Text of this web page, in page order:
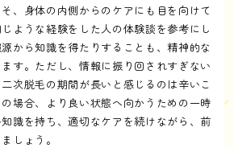
、身体の内側からのケアにも目を向けて
ような経験をした人の体験談を参考にし
から知識を得たりすることも、精神的な
す。ただし、情報に振り回されすぎない
次脱毛の期間が長いと感じるのは辛いこ
場合、より良い状態へ向かうための一時
識を持ち、適切なケアを続けながら、前
しょう。